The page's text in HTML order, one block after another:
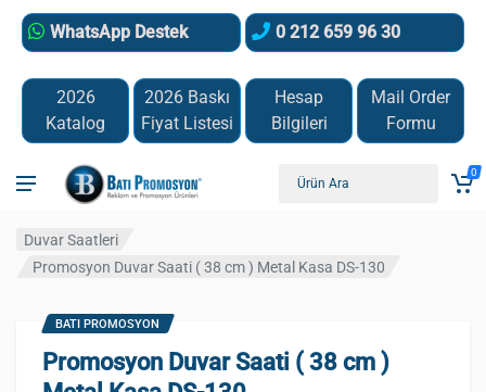
WhatsApp Destek 0 212 659 96 30
2026
Katalog
2026 Baskı
Fiyat Listesi
Hesap
Bilgileri
Mail Order
Formu
0
Duvar Saatleri
Promosyon Duvar Saati ( 38 cm ) Metal Kasa DS-130
Promosyon Duvar Saati ( 38 cm )
BATI PROMOSYON